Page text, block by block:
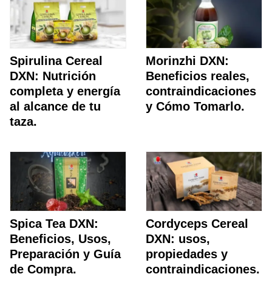
Spirulina Cereal
DXN: Nutrición
completa y energía
al alcance de tu
taza.
Morinzhi DXN:
Beneficios reales,
contraindicaciones
y Cómo Tomarlo.
Spica Tea DXN:
Beneficios, Usos,
Preparación y Guía
de Compra.
Cordyceps Cereal
DXN: usos,
propiedades y
contraindicaciones.